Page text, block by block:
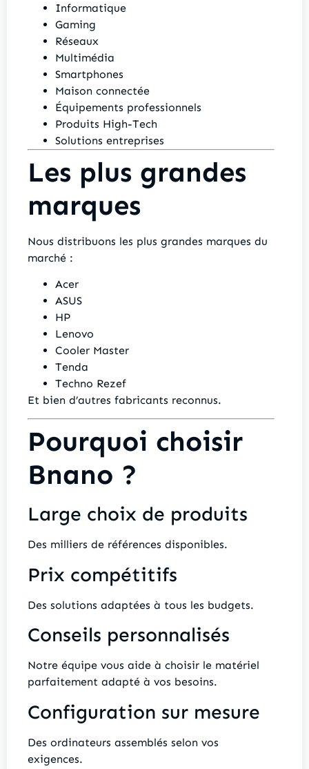
Informatique
Gaming
Réseaux
Multimédia
Smartphones
Maison connectée
Équipements professionnels
Produits High-Tech
Solutions entreprises
Les plus grandes
marques
Nous distribuons les plus grandes marques du
marché :
Acer
ASUS
HP
Lenovo
Cooler Master
Tenda
Techno Rezef
Et bien d’autres fabricants reconnus.
Pourquoi choisir
Bnano ?
Large choix de produits
Des milliers de références disponibles.
Prix compétitifs
Des solutions adaptées à tous les budgets.
Conseils personnalisés
Notre équipe vous aide à choisir le matériel
parfaitement adapté à vos besoins.
Configuration sur mesure
Des ordinateurs assemblés selon vos
exigences.